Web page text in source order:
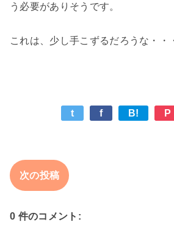
う必要がありそうです。
t f B! P
次の投稿
0 件のコメント: